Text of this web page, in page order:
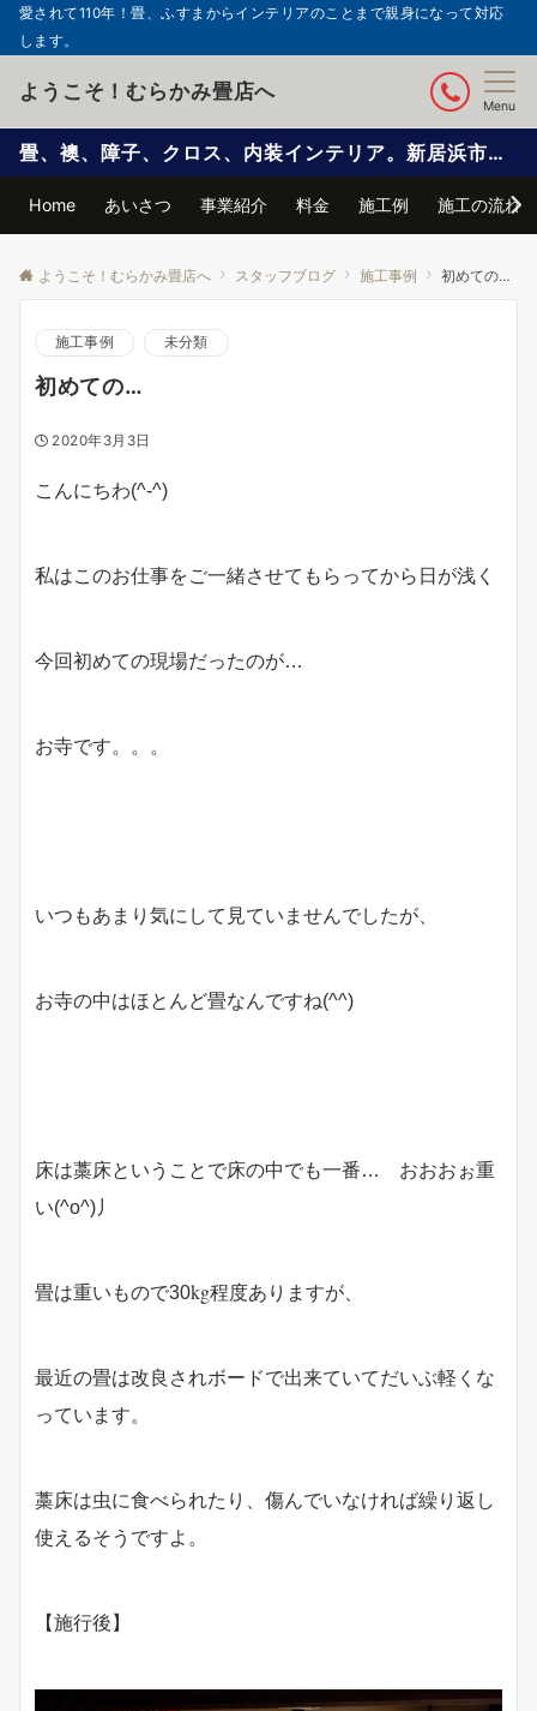
愛されて110年！畳、ふすまからインテリアのことまで親身になって対応
します。
ようこそ！むらかみ畳店へ
Menu
畳、襖、障子、クロス、内装インテリア。新居浜市で信頼と実績の自社施工
Home あいさつ 事業紹介 料金 施工例 施工の流れ
ようこそ！むらかみ畳店へ スタッフブログ 施工事例 初めての…
施工事例 未分類
初めての…
2020年3月3日
こんにちわ(^-^)
私はこのお仕事をご一緒させてもらってから日が浅く
今回初めての現場だったのが…
お寺です。。。
いつもあまり気にして見ていませんでしたが、
お寺の中はほとんど畳なんですね(^^)
床は藁床ということで床の中でも一番… おおおぉ重
い(^o^)丿
畳は重いもので30kg程度ありますが、
最近の畳は改良されボードで出来ていてだいぶ軽くな
っています。
藁床は虫に食べられたり、傷んでいなければ繰り返し
使えるそうですよ。
【施行後】